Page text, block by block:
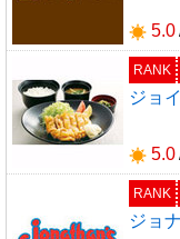
5.0
RANK
ジョ
5.0
RANK
ジョ